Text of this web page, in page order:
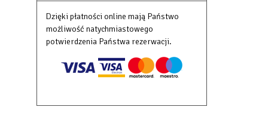
Dzięki płatności online mają Państwo
możliwość natychmiastowego
potwierdzenia Państwa rezerwacji.